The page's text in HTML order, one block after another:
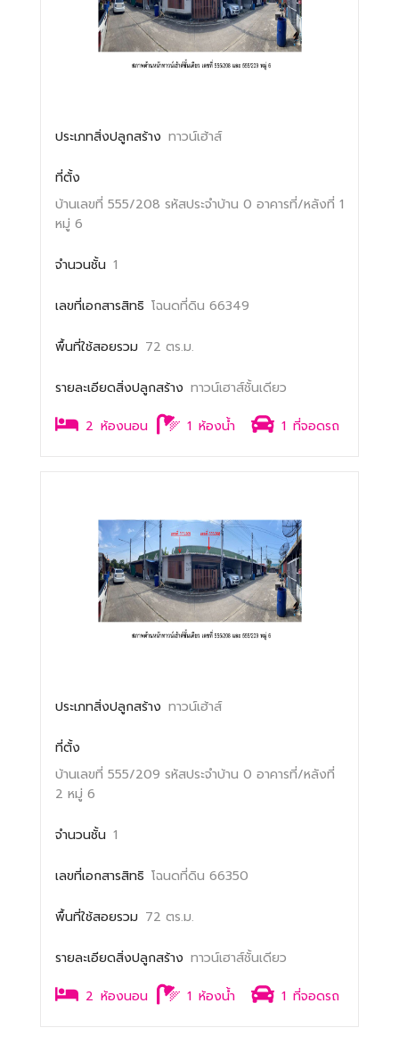
ประเภทสิ่งปลูกสร้าง ทาวน์เฮ้าส์
ที่ตั้ง
บ้านเลขที่ 555/208 รหัสประจำบ้าน 0 อาคารที่/หลังที่ 1
หมู่ 6
จำนวนชั้น 1
เลขที่เอกสารสิทธิ โฉนดที่ดิน 66349
พื้นที่ใช้สอยรวม 72 ตร.ม.
รายละเอียดสิ่งปลูกสร้าง ทาวน์เฮาส์ชั้นเดียว
2 ห้องนอน 1 ห้องน้ำ 1 ที่จอดรถ
ประเภทสิ่งปลูกสร้าง ทาวน์เฮ้าส์
ที่ตั้ง
บ้านเลขที่ 555/209 รหัสประจำบ้าน 0 อาคารที่/หลังที่
2 หมู่ 6
จำนวนชั้น 1
เลขที่เอกสารสิทธิ โฉนดที่ดิน 66350
พื้นที่ใช้สอยรวม 72 ตร.ม.
รายละเอียดสิ่งปลูกสร้าง ทาวน์เฮาส์ชั้นเดียว
2 ห้องนอน 1 ห้องน้ำ 1 ที่จอดรถ